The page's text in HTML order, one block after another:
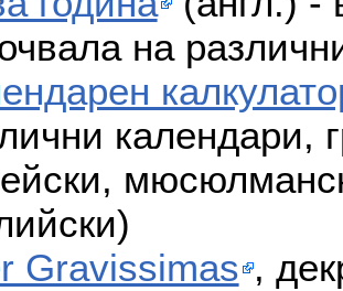
на
календари,
Gravissimas ,